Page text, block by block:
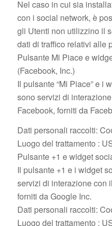
Nel caso in cui sia
con i social network, è
gli Utenti non utilizzino il
dati di traffico relativi alle
Pulsante Mi Piace e
(Facebook, Inc.)
Il pulsante “Mi Piace” e i
sono servizi di
Facebook, forniti da
Dati personali raccolti:
Luogo del trattamento :
Pulsante +1 e widget
Il pulsante +1 e i widget
servizi di interazione con
forniti da Google Inc.
Dati personali raccolti:
Luogo del trattamento :